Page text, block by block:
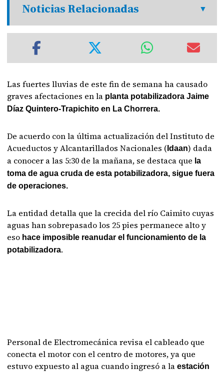
Noticias Relacionadas
Las fuertes lluvias de este fin de semana ha causado
graves afectaciones en la planta potabilizadora Jaime
Díaz Quintero-Trapichito en La Chorrera.
De acuerdo con la última actualización del Instituto de
Acueductos y Alcantarillados Nacionales ( Idaan) dada
a conocer a las 5:30 de la mañana, se destaca que la
toma de agua cruda de esta potabilizadora, sigue fuera
de operaciones.
La entidad detalla que la crecida del río Caimito cuyas
aguas han sobrepasado los 25 pies permanece alto y
eso hace imposible reanudar el funcionamiento de la
potabilizadora.
Personal de Electromecánica revisa el cableado que
conecta el motor con el centro de motores, ya que
estuvo expuesto al agua cuando ingresó a laestación